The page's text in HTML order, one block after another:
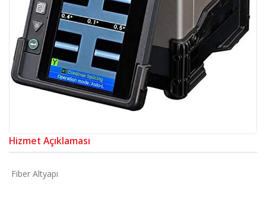
Hizmet Açıklaması
Fiber Altyapı